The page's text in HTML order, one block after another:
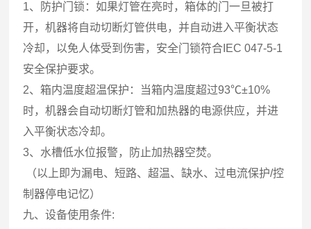
1、防护门锁：如果灯管在亮时，箱体的门一旦被打
开，机器将自动切断灯管供电，并自动进入平衡状态
冷却，以免人体受到伤害，安全门锁符合IEC 047-5-1
安全保护要求。
2、箱内温度超温保护：当箱内温度超过93℃±10%
时，机器会自动切断灯管和加热器的电源供应，并进
入平衡状态冷却。
3、水槽低水位报警，防止加热器空焚。
（以上即为漏电、短路、超温、缺水、过电流保护/控
制器停电记忆）
九、设备使用条件: